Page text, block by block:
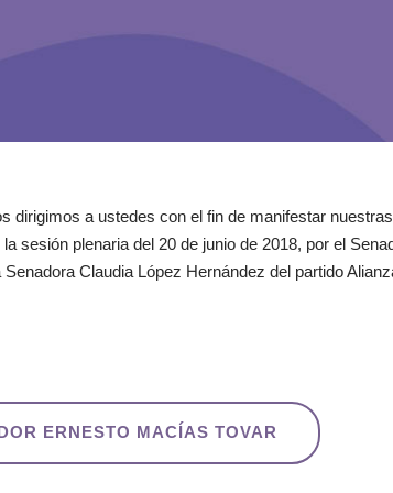
dirigimos a ustedes con el fin de manifestar nuestras
sesión plenaria del 20 de junio de 2018, por el
Claudia López Hernández del partido
ERNESTO MACÍAS TOVAR